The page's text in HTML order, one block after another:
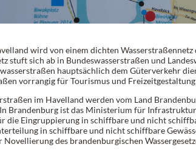
wird von einem dichten Wasserstraßennetz
stuft sich ab in Bundeswasserstraßen und
hauptsächlich dem Güterverkehr
vorrangig für Tourismus und
im Havelland werden vom Land
Brandenburg ist das Ministerium für
die Eingruppierung in schiffbare und nicht
in schiffbare und nicht schiffbare
Novellierung des brandenburgischen